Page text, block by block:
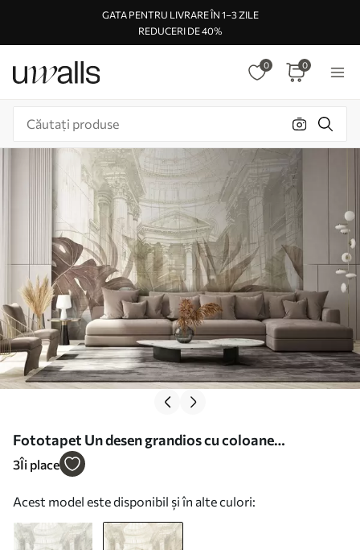
GATA PENTRU LIVRARE ÎN 1–3 ZILE
REDUCERI DE 40%
0 0
Fototapet Un desen grandios cu coloane
arhitecturale ornamentate din marmură și plante
3Îi place
Acest model este disponibil și în alte culori: